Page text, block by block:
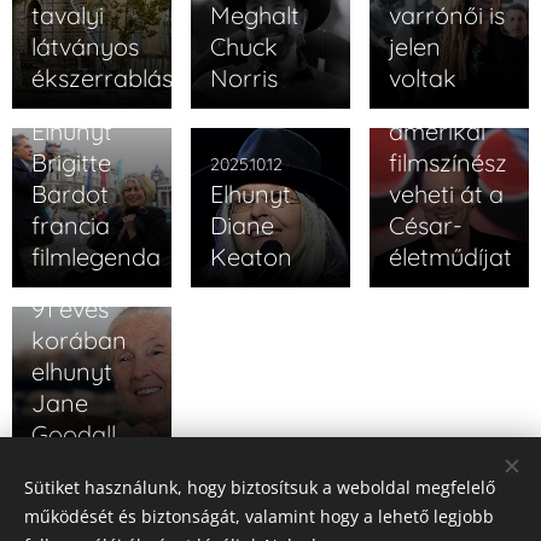
tavalyi
látványos
ékszerrablását
Meghalt
Chuck
Norris
varrónői is
jelen
voltak
Elhunyt
Brigitte
Bardot
francia
filmlegenda
2025.10.12
Elhunyt
Diane
Keaton
2025.10.02
Jim
Carrey
amerikai
filmszínész
veheti át a
César-
életműdíjat
91 éves
korában
elhunyt
Jane
Goodall
Korábbi bejegyzés
Sütiket használunk, hogy biztosítsuk a weboldal megfelelő
működését és biztonságát, valamint hogy a lehető legjobb